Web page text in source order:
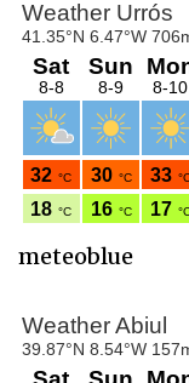
meteoblue